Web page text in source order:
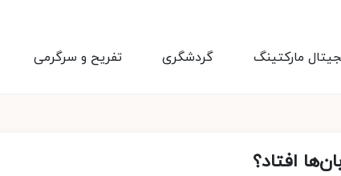
تفریح و سرگرمی گردشگری مارکتینگ
افتاد؟